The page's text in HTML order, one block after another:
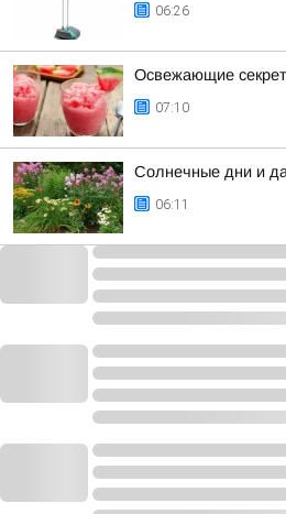
06:26
Освежающие
07:10
Солнечные дни и
06:11